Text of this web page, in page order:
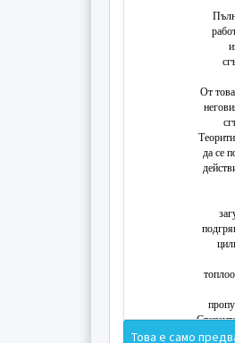
От
да се
зависи
Това е само